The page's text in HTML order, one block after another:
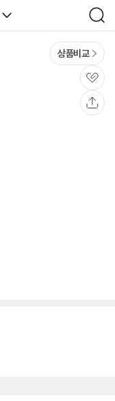
검
색
상품비교
관
심